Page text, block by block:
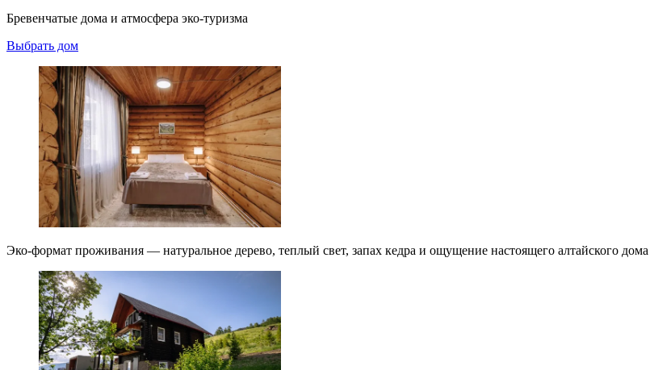
Бревенчатые дома и атмосфера эко-туризма
Выбрать дом
Эко-формат проживания — натуральное дерево, теплый свет, запах кедра и ощущение настоящего алтайского